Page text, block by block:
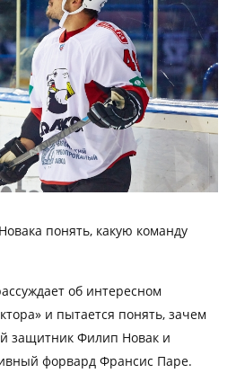
понять, какую команду
об интересном
и пытается понять, зачем
защитник Филип Новак и
форвард Франсис Паре.